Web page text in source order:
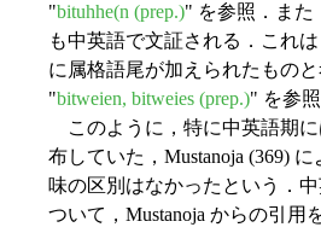
"bituhhe(n (prep.)" を参照．また
も中英語で文証される．これ
に属格語尾が加えられたものと
"bitweien, bitweies (prep.)" を参照
このように，特に中英語期
布していた，Mustanoja (369)
味の区別はなかったという．
ついて，Mustanoja からの引用